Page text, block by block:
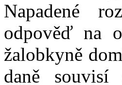
Napadené
odpověď na
žalobkyně
daně